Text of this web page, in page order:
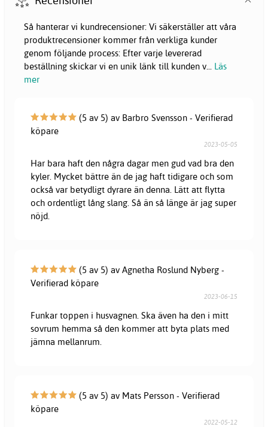
Så hanterar vi kundrecensioner: Vi säkerställer att våra
produktrecensioner kommer från verkliga kunder
genom följande process: Efter varje levererad
beställning skickar vi en unik länk till kunden v
Läs
mer
(5 av 5) av Barbro Svensson - Verifierad
köpare
2023-05-05
Har bara haft den några dagar men gud vad bra den
kyler. Mycket bättre än de jag haft tidigare och som
också var betydligt dyrare än denna. Lätt att flytta
och ordentligt lång slang. Så än så länge är jag super
nöjd.
(5 av 5) av Agnetha Roslund Nyberg -
Verifierad köpare
2023-06-15
Funkar toppen i husvagnen. Ska även ha den i mitt
sovrum hemma så den kommer att byta plats med
jämna mellanrum.
(5 av 5) av Mats Persson - Verifierad
köpare
2022-05-12